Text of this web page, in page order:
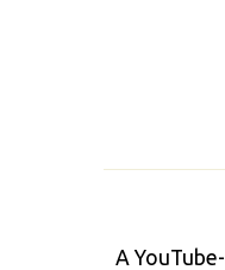
A